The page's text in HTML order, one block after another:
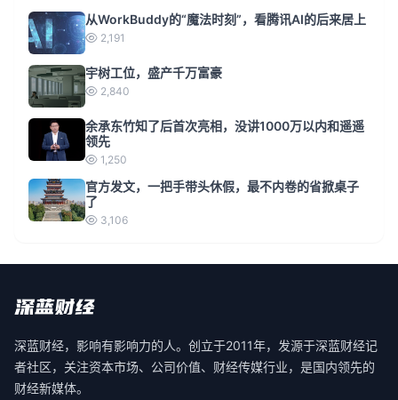
从WorkBuddy的“魔法时刻”，看腾讯AI的后来居上
2,191
宇树工位，盛产千万富豪
2,840
余承东竹知了后首次亮相，没讲1000万以内和遥遥
领先
1,250
官方发文，一把手带头休假，最不内卷的省掀桌子
了
3,106
深蓝财经，影响有影响力的人。创立于2011年，发源于深蓝财经记
者社区，关注资本市场、公司价值、财经传媒行业，是国内领先的
财经新媒体。